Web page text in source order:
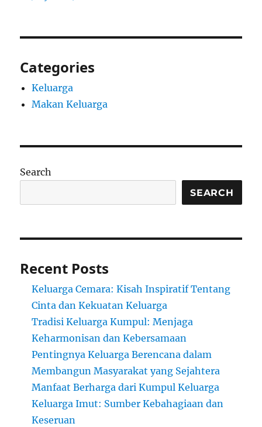
Categories
Keluarga
Makan Keluarga
Search
SEARCH
Recent Posts
Keluarga Cemara: Kisah Inspiratif Tentang
Cinta dan Kekuatan Keluarga
Tradisi Keluarga Kumpul: Menjaga
Keharmonisan dan Kebersamaan
Pentingnya Keluarga Berencana dalam
Membangun Masyarakat yang Sejahtera
Manfaat Berharga dari Kumpul Keluarga
Keluarga Imut: Sumber Kebahagiaan dan
Keseruan